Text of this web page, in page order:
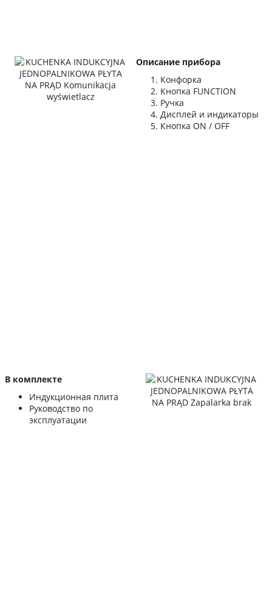
Описание прибора
Конфорка
Кнопка FUNCTION
Ручка
Дисплей и индикаторы
Кнопка ON / OFF
В комплекте
Индукционная плита
Руководство по
эксплуатации